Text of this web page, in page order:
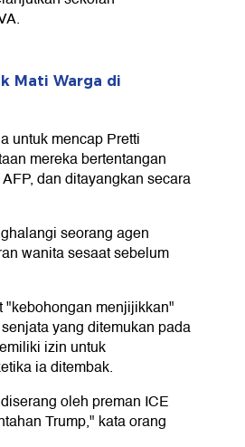
Mati Warga di
untuk mencap Pretti
mereka bertentangan
dan ditayangkan secara
seorang agen
wanita sesaat sebelum
"kebohongan menjijikkan"
yang ditemukan pada
izin untuk
ia ditembak.
oleh preman ICE
Trump," kata orang